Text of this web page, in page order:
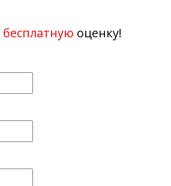
бесплатную оценку!